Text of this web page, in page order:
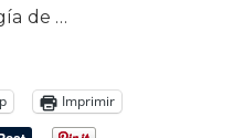
de …
Imprimir